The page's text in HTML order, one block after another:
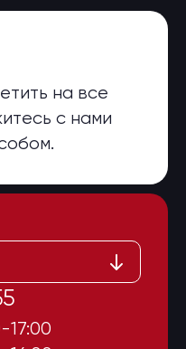
на все
с нами
17:00